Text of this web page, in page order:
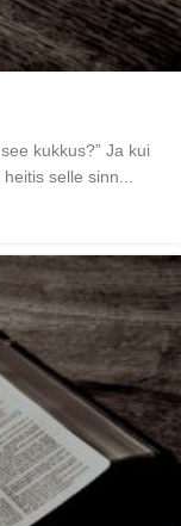
kukkus?” Ja kui
selle sinn...